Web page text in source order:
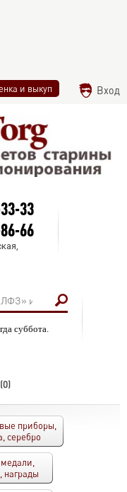
и выкуп Вход
33
66
суббота.
(0)
приборы,
серебро
награды